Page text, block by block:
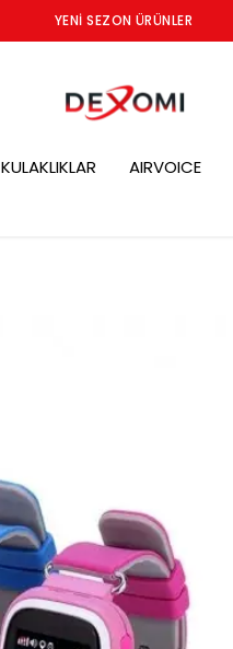
YENI SEZON ÜRÜNLER
KULAKLIKLAR AIRVOICE